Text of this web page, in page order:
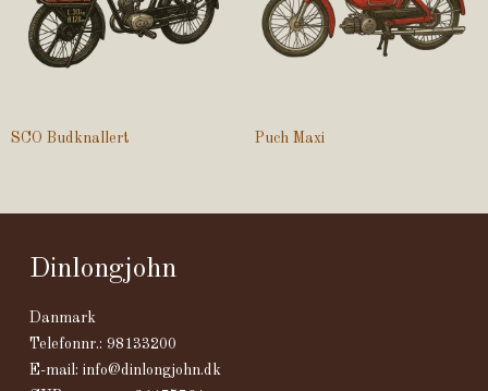
SCO Budknallert Puch Maxi
Dinlongjohn
Danmark
Telefonnr.: 98133200
E-mail : info@dinlongjohn.dk